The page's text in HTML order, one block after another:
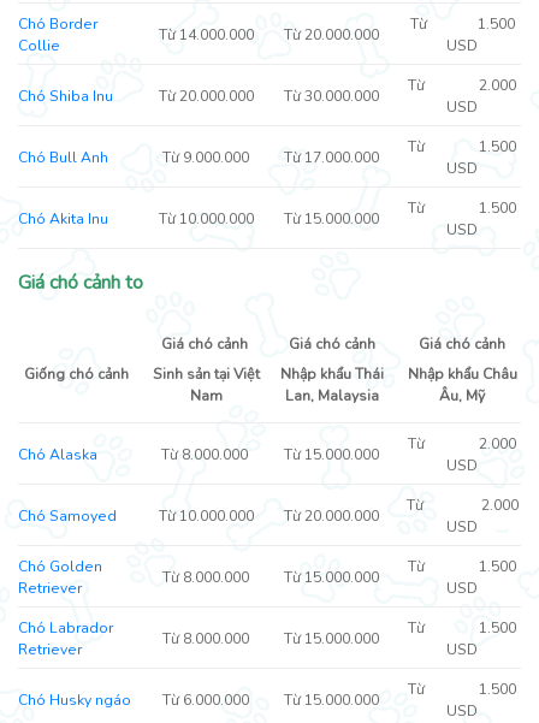
Chó Border
Collie
Từ 14.000.000 Từ 20.000.000
Từ 1.500
USD
Chó Shiba Inu Từ 20.000.000 Từ 30.000.000
Từ 2.000
USD
Chó Bull Anh Từ 9.000.000 Từ 17.000.000
Từ 1.500
USD
Chó Akita Inu Từ 10.000.000 Từ 15.000.000
Từ 1.500
USD
Giá chó cảnh to
Giống chó cảnh
Giá chó cảnh
Sinh sản tại Việt
Nam
Giá chó cảnh
Nhập khẩu Thái
Lan, Malaysia
Giá chó cảnh
Nhập khẩu Châu
Âu, Mỹ
Chó Alaska Từ 8.000.000 Từ 15.000.000
Từ 2.000
USD
Chó Samoyed Từ 10.000.000 Từ 20.000.000
Từ 2.000
USD
Chó Golden
Retriever
Từ 8.000.000 Từ 15.000.000
Từ 1.500
USD
Chó Labrador
Retriever
Từ 8.000.000 Từ 15.000.000
Từ 1.500
USD
Chó Husky ngáo Từ 6.000.000 Từ 15.000.000
Từ 1.500
USD